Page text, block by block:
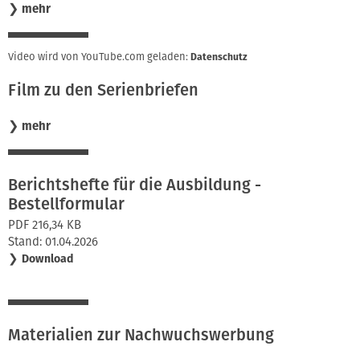
❯ mehr
Video wird von YouTube.com geladen: Datenschutz
Film zu den Serienbriefen
❯ mehr
Berichtshefte für die Ausbildung -
Bestellformular
PDF 216,34 KB
Stand: 01.04.2026
❯ Download
Materialien zur Nachwuchswerbung